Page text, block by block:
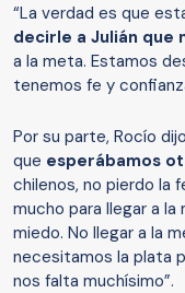
“La verdad es que
decirle a Julián que
a la meta. Estamos
tenemos fe y
Por su parte, Rocío
que esperábamos
chilenos, no pierdo la
mucho para llegar a
miedo. No llegar a la
necesitamos la plata
nos falta muchísimo”.